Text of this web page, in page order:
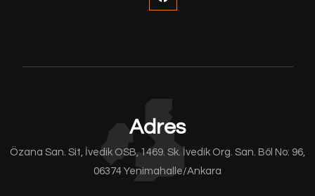
Adres
Özana San. Sit, İvedik OSB, 1469. Sk. İvedik Org. San. Böl No: 96,
06374 Yenimahalle/Ankara